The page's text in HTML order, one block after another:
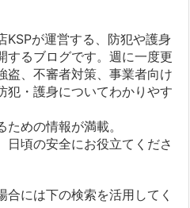
KSPが運営する、防犯や護身
するブログです。週に一度更
盗、不審者対策、事業者向け
犯・護身についてわかりやす
めの情報が満載。
日頃の安全にお役立てくださ
には下の検索を活用してく